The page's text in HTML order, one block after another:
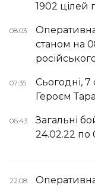
1902 цілей
08:03
станом на
07:35
Сьогодні,
Героєм
06:43
Загальні
24.02.22 по
22:08